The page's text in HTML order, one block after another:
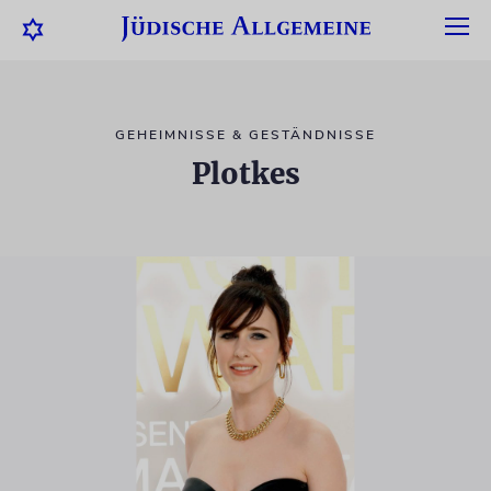
GEHEIMNISSE & GESTÄNDNISSE
Plotkes